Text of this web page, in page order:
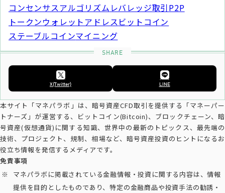
コンセンサスアルゴリズム レバレッジ取引P2P
トークンウォレットアドレスビットコイン
ステーブルコインマイニング
X(Twitter) LINE
本サイト「マネパラボ」は、暗号資産CFD取引を提供する「マネーパー
トナーズ」が運営する、ビットコイン(Bitcoin)、ブロックチェーン、暗
号資産(仮想通貨)に関する知識、世界中の最新のトピックス、最先端の
技術、プロジェクト、規制、相場など、暗号資産投資のヒントになるお
役立ち情報を発信するメディアです。
免責事項
マネパラボに掲載されている金融情報・投資に関する内容は、情報
提供を目的としたものであり、特定の金融商品や投資手法の勧誘・